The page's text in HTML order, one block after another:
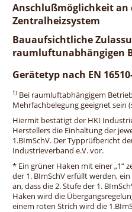
Anschlußmöglichkeit an
Zentralheizsystem
Bauaufsichtliche
raumluftunabhängigen
Gerätetyp nach EN
1) Bei raumluftabhängigem
Mehrfachbelegung geeignet sein
Hiermit bestätigt der HKI
Herstellers die Einhaltung der
1.BImSchV. Der Typprüfbericht
Industrieverband e.V. vor.
* Ein grüner Haken mit einer „1“
der 1. BImSchV erfüllt werden,
an, dass die 2. Stufe der 1.
Haken wird die
einem roten Strich wird die